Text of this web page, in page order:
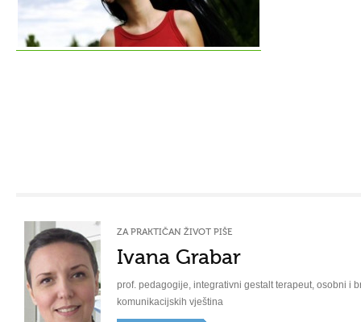
ZA PRAKTIČAN ŽIVOT PIŠE
Ivana Grabar
prof. pedagogije, integrativni gestalt terapeut, osobni i
komunikacijskih vještina